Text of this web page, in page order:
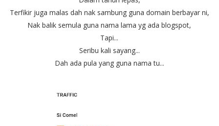
Terfikir juga malas dah nak sambung guna domain berbayar ni,
Nak balik semula guna nama lama yg ada blogspot,
Tapi...
Seribu kali sayang...
Dah ada pula yang guna nama tu...